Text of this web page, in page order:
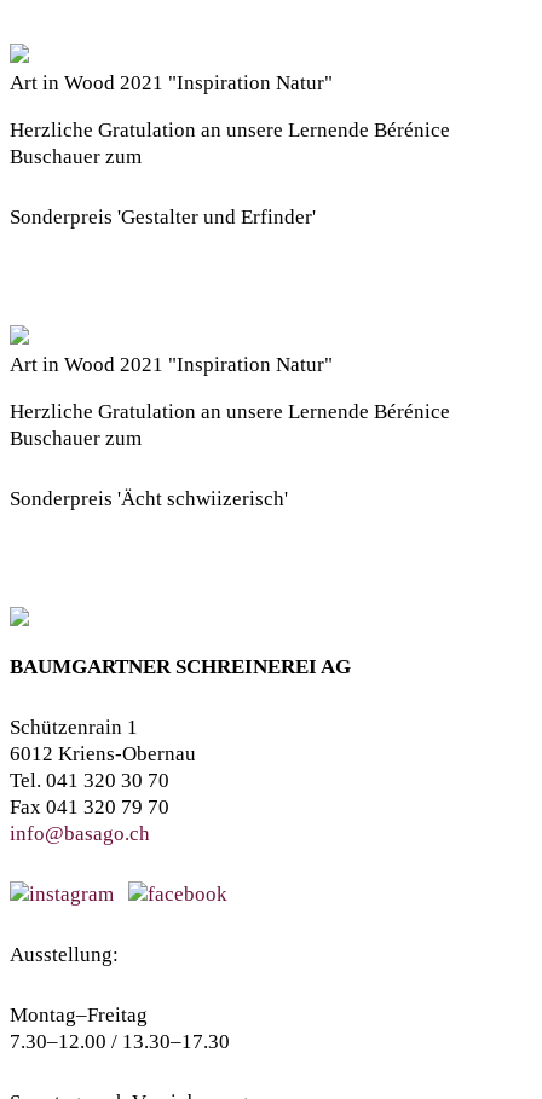
Art in Wood 2021 "Inspiration Natur"
Herzliche Gratulation an unsere Lernende Bérénice
Buschauer zum
Sonderpreis 'Gestalter und Erfinder'
Art in Wood 2021 "Inspiration Natur"
Herzliche Gratulation an unsere Lernende Bérénice
Buschauer zum
Sonderpreis 'Ächt schwiizerisch'
BAUMGARTNER SCHREINEREI AG
Schützenrain 1
6012 Kriens-Obernau
Tel. 041 320 30 70
Fax 041 320 79 70
info@basago.ch
Ausstellung:
Montag–Freitag
7.30–12.00 / 13.30–17.30